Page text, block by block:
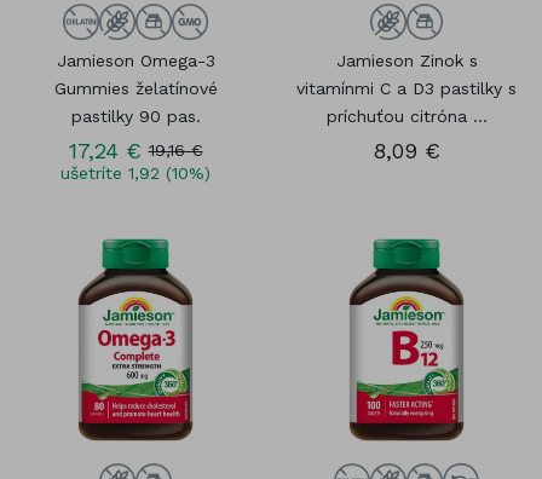
Jamieson Omega-3
Gummies želatínové
pastilky 90 pas.
17,24 € 19,16 €
ušetríte 1,92 (10%)
Jamieson Zinok s
vitamínmi C a D3 pastilky s
príchuťou citróna ...
8,09 €